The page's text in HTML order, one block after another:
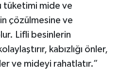
tüketimi mide ve
çözülmesine ve
Lifli besinlerin
kabızlığı önler,
ve mideyi rahatlatır.”